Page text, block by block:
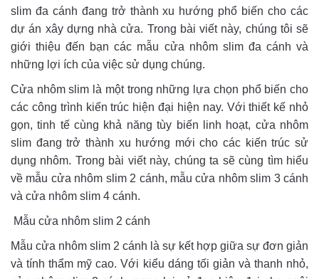
slim đa cánh đang trở thành xu hướng phổ biến cho các
dự án xây dựng nhà cửa. Trong bài viết này, chúng tôi sẽ
giới thiệu đến bạn các mẫu cửa nhôm slim đa cánh và
những lợi ích của việc sử dụng chúng.
Cửa nhôm slim là một trong những lựa chọn phổ biến cho
các công trình kiến trúc hiện đại hiện nay. Với thiết kế nhỏ
gọn, tinh tế cùng khả năng tùy biến linh hoạt, cửa nhôm
slim đang trở thành xu hướng mới cho các kiến trúc sử
dụng nhôm. Trong bài viết này, chúng ta sẽ cùng tìm hiểu
về mẫu cửa nhôm slim 2 cánh, mẫu cửa nhôm slim 3 cánh
và cửa nhôm slim 4 cánh.
Mẫu cửa nhôm slim 2 cánh
Mẫu cửa nhôm slim 2 cánh là sự kết hợp giữa sự đơn giản
và tính thẩm mỹ cao. Với kiểu dáng tối giản và thanh nhỏ,